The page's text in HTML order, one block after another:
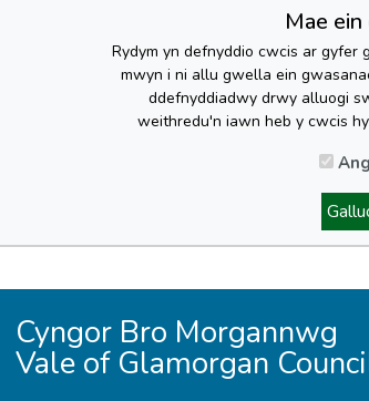
Mae
Rydym yn defnyddio cwcis ar
mwyn i ni allu gwella ein
ddefnyddiadwy drwy alluogi
weithredu'n iawn heb y cwcis
Cyngor Bro Morgannwg
Vale of Glamorgan